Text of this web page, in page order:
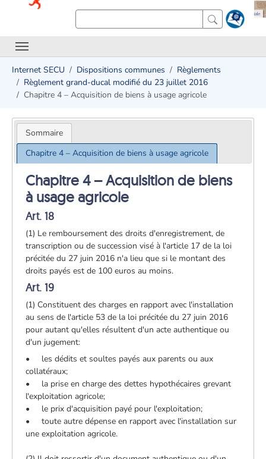
Internet SECU Dispositions communes
Règlements
Règlement grand-ducal modifié du 23 juillet 2016
Chapitre 4 – Acquisition de biens à usage agricole
Sommaire
Chapitre 4 – Acquisition de biens à usage agricole
Chapitre 4 – Acquisition de biens
à usage agricole
Art. 18
(1) Le remboursement des droits d'enregistrement, de
transcription ou de succession visé à l'article 17 de la loi
précitée du 27 juin 2016 n'a lieu que si le montant des
droits payés est de 100 euros au moins.
Art. 19
(1) Constituent des charges en rapport avec l'installation
au sens de l'article 53 de la loi précitée du 27 juin 2016
pour autant qu'elles résultent d'un acte authentique ou
d'un jugement:
• les dédits et soultes payés aux parents ou aux
collatéraux;
• la prise en charge des dettes hypothécaires grevant
l'exploitation agricole;
• le prix d'acquisition payé pour l'exploitation;
• toute autre dépense en rapport avec l'installation sur
une exploitation agricole.